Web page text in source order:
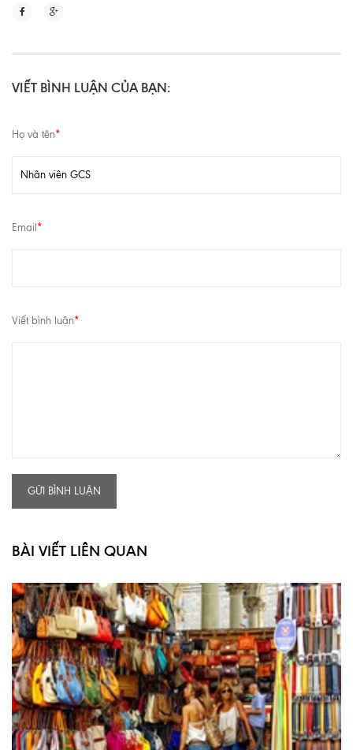
VIẾT BÌNH LUẬN CỦA BẠN:
Họ và tên*
Email *
Viết bình luận*
GỬI BÌNH LUẬN
BÀI VIẾT LIÊN QUAN